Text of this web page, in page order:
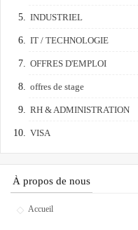
INDUSTRIEL
IT / TECHNOLOGIE
OFFRES D'EMPLOI
offres de stage
RH & ADMINISTRATION
VISA
À propos de nous
Accueil